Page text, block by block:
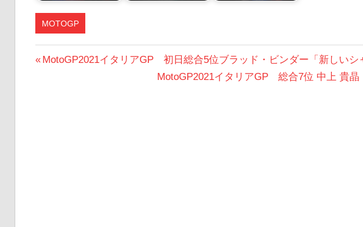
MOTOGP
投
前
MotoGP2021イタリアGP 初日総合5位ブラッド・ビンダー「新しいシ
次
MotoGP2021イタリアGP 総合7位 中上 貴晶